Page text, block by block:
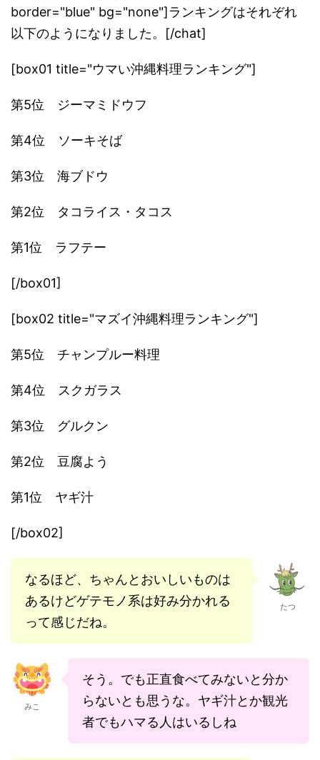
border="blue" bg="none"]ランキングはそれぞれ
以下のようになりました。[/chat]
[box01 title="ウマい沖縄料理ランキング"]
第5位 ジーマミドウフ
第4位 ソーキそば
第3位 海ブドウ
第2位 タコライス・タコス
第1位 ラフテー
[/box01]
[box02 title="マズイ沖縄料理ランキング"]
第5位 チャンプルー料理
第4位 スクガラス
第3位 グルクン
第2位 豆腐よう
第1位 ヤギ汁
[/box02]
なるほど、ちゃんとおいしいものは
あるけどゲテモノ系は好み分かれる
って感じだね。
たつ
みこ
そう。でも正直食べてみないと分か
らないとも思うな。ヤギ汁とか観光
者でもハマる人はいるしね